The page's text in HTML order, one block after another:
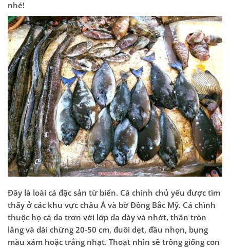
nhé!
Đây là loài cá đặc sản từ biển. Cá chình chủ yếu được tìm
thấy ở các khu vực châu Á và bờ Đông Bắc Mỹ. Cá chình
thuộc họ cá da trơn với lớp da dày và nhớt, thân tròn
lẳng và dài chừng20-50 cm, đuôi dẹt, đầu nhọn, bụng
màu xám hoặc trắng nhạt. Thoạt nhìn sẽ trông giống con